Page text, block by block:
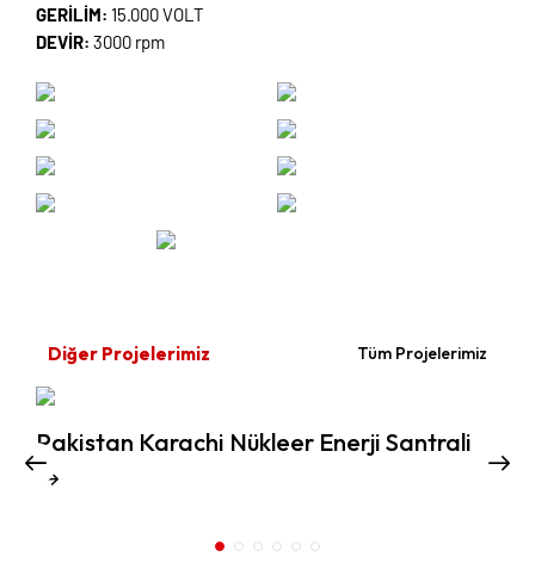
GERİLİM: 15.000 VOLT
DEVİR: 3000 rpm
Diğer Projelerimiz Tüm Projelerimiz
Pakistan Karachi Nükleer Enerji Santrali